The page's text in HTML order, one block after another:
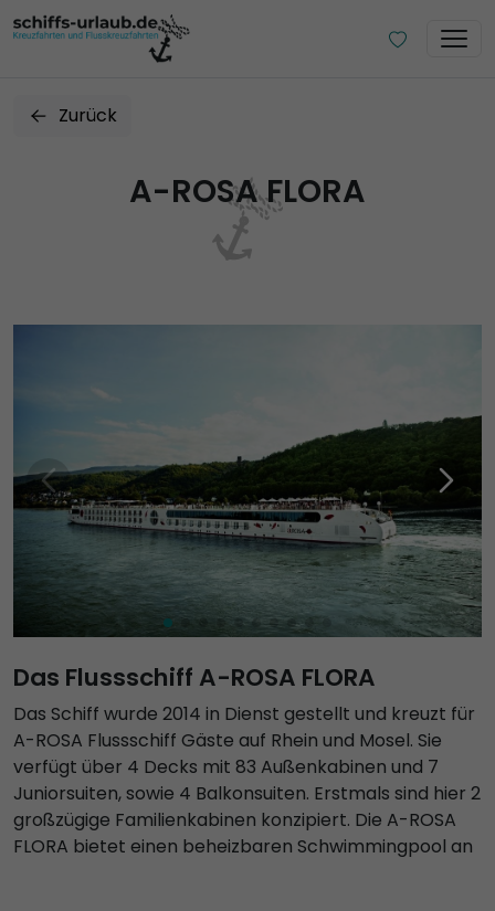
Zurück
A-ROSA FLORA
Das Flussschiff A-ROSA FLORA
Das Schiff wurde 2014 in Dienst gestellt und kreuzt für
A-ROSA Flussschiff Gäste auf Rhein und Mosel. Sie
verfügt über 4 Decks mit 83 Außenkabinen und 7
Juniorsuiten, sowie 4 Balkonsuiten. Erstmals sind hier 2
großzügige Familienkabinen konzipiert. Die A-ROSA
FLORA bietet einen beheizbaren Schwimmingpool an